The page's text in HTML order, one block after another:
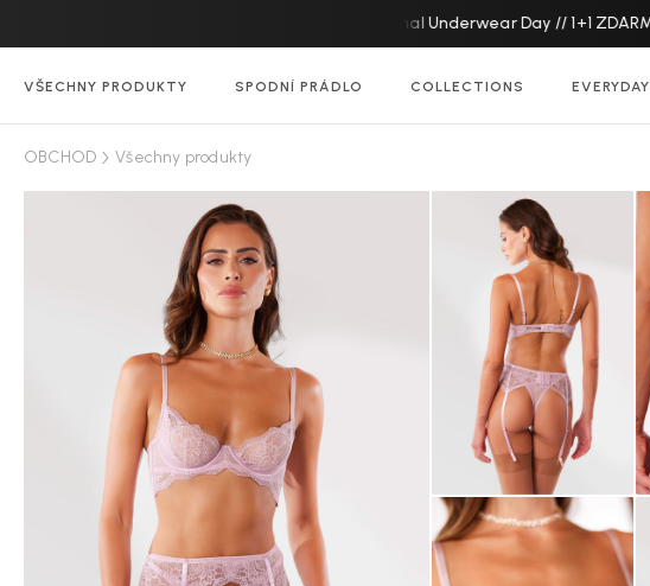
Prodlouženo! National Underwear Day // 1+1 ZDARMA·
VŠECHNY PRODUKTY SPODNÍ PRÁDLO COLLECTIONS EVERYDAY
OBCHOD Všechny produkty